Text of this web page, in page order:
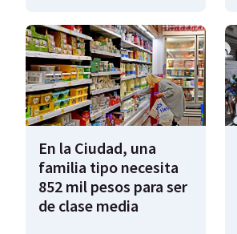
En la Ciudad, una
familia tipo necesita
852 mil pesos para ser
de clase media